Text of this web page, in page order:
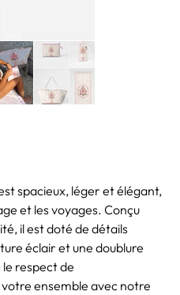
spacieux, léger et élégant,
et les voyages. Conçu
il est doté de détails
éclair et une doublure
respect de
ensemble avec notre